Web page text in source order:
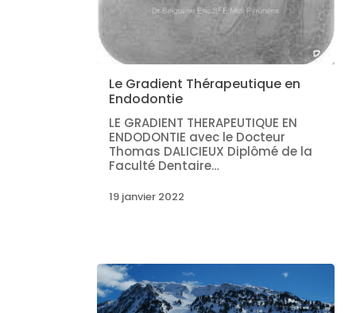
Le Gradient Thérapeutique en
Endodontie
LE GRADIENT THERAPEUTIQUE EN
ENDODONTIE avec le Docteur
Thomas DALICIEUX Diplômé de la
Faculté Dentaire…
19 janvier 2022